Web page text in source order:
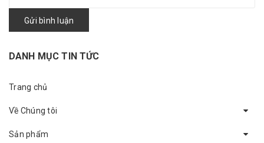
Gửi bình luận
DANH MỤC TIN TỨC
Trang chủ
Về Chúng tôi
Sản phẩm